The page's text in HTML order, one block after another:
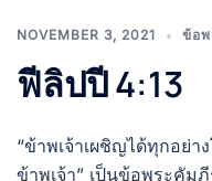
NOVEMBER 3, 2021 ข้อ
ฟีลิปปี 4:13
“ข้าพเจ้าเผชิญได้ทุกอย่า
ข้าพเจ้า” เป็นข้อพระคัม